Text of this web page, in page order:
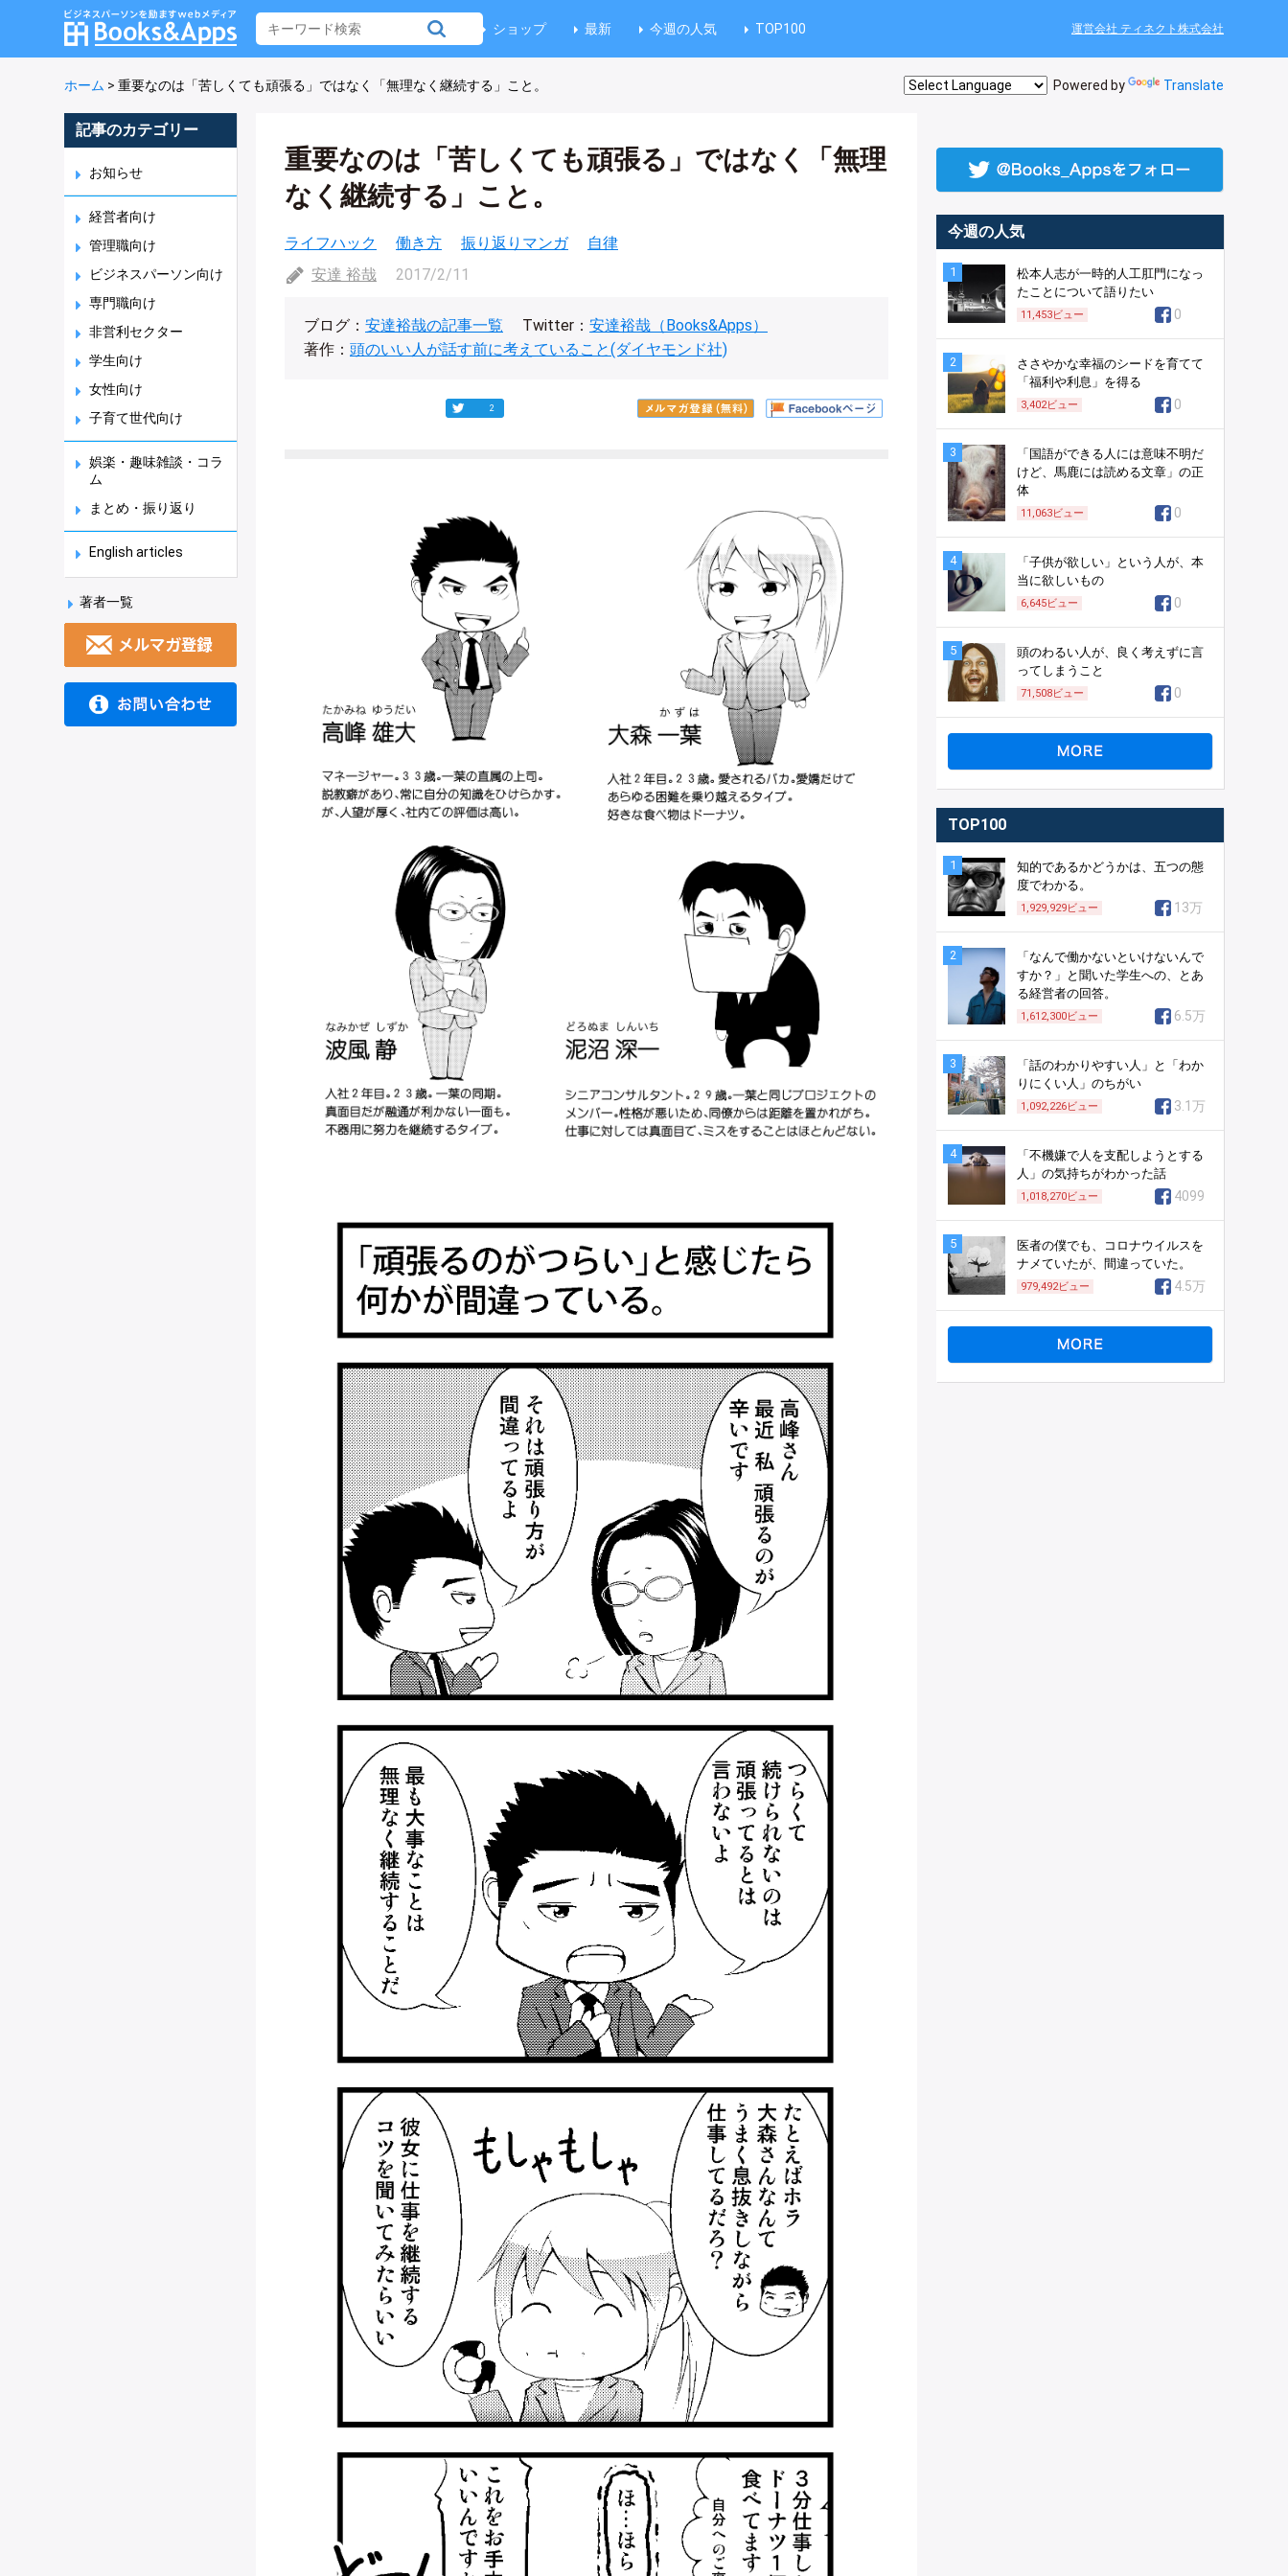
ショップ 最新 今週の人気 TOP100 運営会社 ティネクト株式会社
ホーム > 重要なのは「苦しくても頑張る」ではなく「無理なく継続する」こと。 Powered by Translate
記事のカテゴリー
お知らせ
経営者向け
管理職向け
ビジネスパーソン向け
専門職向け
非営利セクター
学生向け
女性向け
子育て世代向け
娯楽・趣味雑談・コラ
ム
まとめ・振り返り
English articles
著者一覧
重要なのは「苦しくても頑張る」ではなく「無理
なく継続する」こと。
ライフハック 働き方 振り返りマンガ
自律
安達 裕哉
2017/2/11
ブログ： 安達裕哉の記事一覧 Twitter： 安達裕哉（Books&Apps）
著作： 頭のいい人が話す前に考えていること(ダイヤモンド社)
2
今週の人気
1
松本人志が一時的人工肛門になっ
たことについて語りたい
11,453ビュー 0
2
ささやかな幸福のシードを育てて
「福利や利息」を得る
3,402ビュー 0
3
「国語ができる人には意味不明だ
けど、馬鹿には読める文章」の正
体
11,063ビュー 0
4
「子供が欲しい」という人が、本
当に欲しいもの
6,645ビュー 0
5
頭のわるい人が、良く考えずに言
ってしまうこと
71,508ビュー 0
TOP100
1
知的であるかどうかは、五つの態
度でわかる。
1,929,929ビュー 13万
2
「なんで働かないといけないんで
すか？」と聞いた学生への、とあ
る経営者の回答。
1,612,300ビュー 6.5万
3
「話のわかりやすい人」と「わか
りにくい人」のちがい
1,092,226ビュー 3.1万
4
「不機嫌で人を支配しようとする
人」の気持ちがわかった話
1,018,270ビュー 4099
5
医者の僕でも、コロナウイルスを
ナメていたが、間違っていた。
979,492ビュー 4.5万